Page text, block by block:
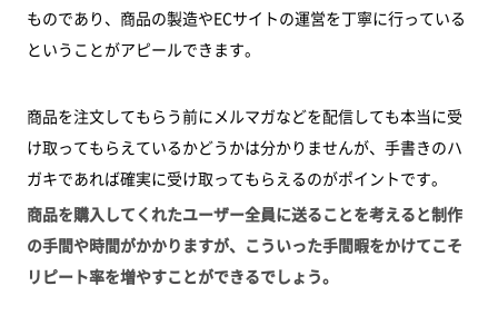
ものであり、商品の製造やECサイトの運営を丁寧に行っている
ということがアピールできます。
商品を注文してもらう前にメルマガなどを配信しても本当に受
け取ってもらえているかどうかは分かりませんが、手書きのハ
ガキであれば確実に受け取ってもらえるのがポイントです。
商品を購入してくれたユーザー全員に送ることを考えると制作
の手間や時間がかかりますが、こういった手間暇をかけてこそ
リピート率を増やすことができるでしょう。